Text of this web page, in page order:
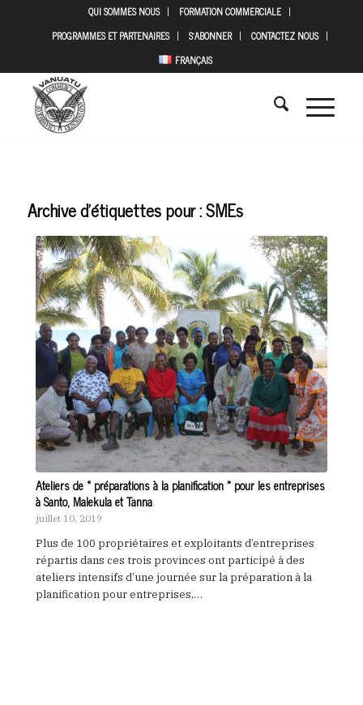
QUI SOMMES NOUS
FORMATION COMMERCIALE
PROGRAMMES ET PARTENAIRES
S’ABONNER
CONTACTEZ NOUS
FRANÇAIS
Archive d’étiquettes pour :SMEs
Ateliers de « préparations à la planification » pour les entreprises
à Santo, Malekula et Tanna
juillet 10, 2019
Plus de 100 propriétaires et exploitants d’entreprises
répartis dans ces trois provinces ont participé à des
ateliers intensifs d’une journée sur la préparation à la
planification pour entreprises,…